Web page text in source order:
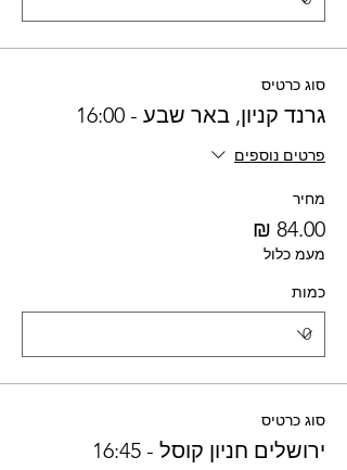
סוג כרטיס
גרנד קניון, באר שבע - 16:00
פרטים נוספים
מחיר
מעמ כלול
כמות
סוג כרטיס
ירושלים חניון קוסל - 16:45